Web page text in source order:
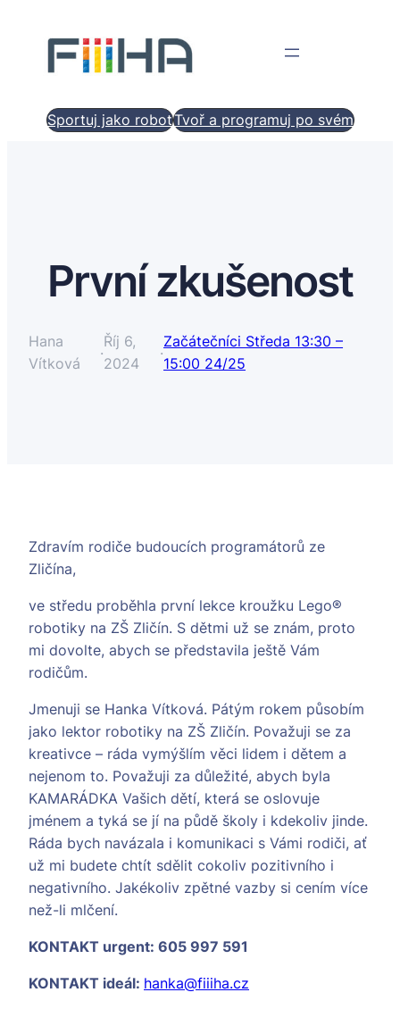
Sportuj jako robotTvoř a programuj po svém
První zkušenost
Hana
Vítková
·
Říj 6,
2024
·
Začátečníci Středa 13:30 –
15:00 24/25
Zdravím rodiče budoucích programátorů ze
Zličína,
ve středu proběhla první lekce kroužku Lego®
robotiky na ZŠ Zličín. S dětmi už se znám, proto
mi dovolte, abych se představila ještě Vám
rodičům.
Jmenuji se Hanka Vítková. Pátým rokem působím
jako lektor robotiky na ZŠ Zličín. Považuji se za
kreativce – ráda vymýšlím věci lidem i dětem a
nejenom to. Považuji za důležité, abych byla
KAMARÁDKA Vašich dětí, která se oslovuje
jménem a tyká se jí na půdě školy i kdekoliv jinde.
Ráda bych navázala i komunikaci s Vámi rodiči, ať
už mi budete chtít sdělit cokoliv pozitivního i
negativního. Jakékoliv zpětné vazby si cením více
než-li mlčení.
KONTAKT urgent: 605 997 591
KONTAKT ideál: hanka@fiiiha.cz